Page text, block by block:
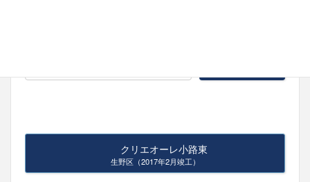
クリエオーレ小路東
生野区（2017年2月竣工）